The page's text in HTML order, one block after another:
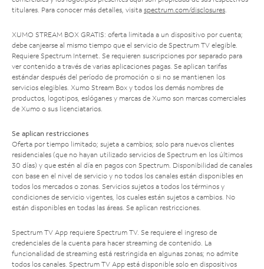
titulares. Para conocer más detalles, visita spectrum.com/disclosures
XUMO STREAM BOX GRATIS: oferta limitada a un dispositivo por cuenta;
debe canjearse al mismo tiempo que el servicio de Spectrum TV elegible.
Requiere Spectrum Internet. Se requieren suscripciones por separado para
ver contenido a través de varias aplicaciones pagas. Se aplican tarifas
estándar después del período de promoción o si no se mantienen los
servicios elegibles. Xumo Stream Box y todos los demás nombres de
productos, logotipos, eslóganes y marcas de Xumo son marcas comerciales
de Xumo o sus licenciatarios.
Se aplican restricciones
Oferta por tiempo limitado; sujeta a cambios; solo para nuevos clientes
residenciales (que no hayan utilizado servicios de Spectrum en los últimos
30 días) y que estén al día en pagos con Spectrum. Disponibilidad de canales
con base en el nivel de servicio y no todos los canales están disponibles en
todos los mercados o zonas. Servicios sujetos a todos los términos y
condiciones de servicio vigentes, los cuales están sujetos a cambios. No
están disponibles en todas las áreas. Se aplican restricciones.
Spectrum TV App requiere Spectrum TV. Se requiere el ingreso de
credenciales de la cuenta para hacer streaming de contenido. La
funcionalidad de streaming está restringida en algunas zonas; no admite
todos los canales. Spectrum TV App está disponible solo en dispositivos